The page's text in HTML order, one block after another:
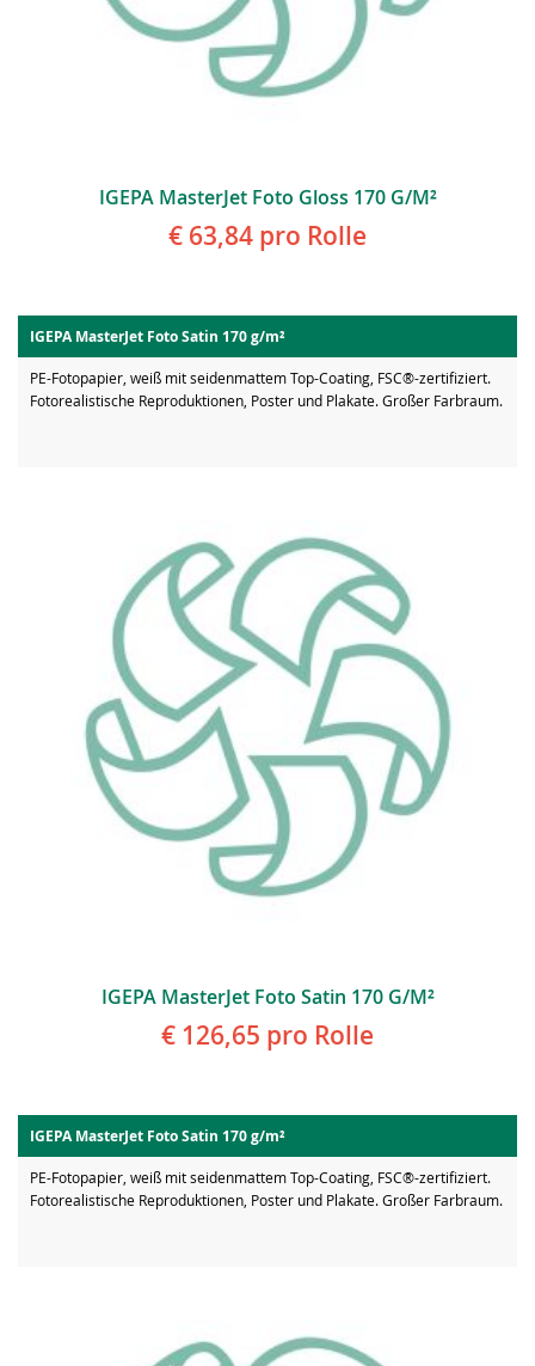
IGEPA MasterJet Foto Gloss 170 G/m²
€ 63,84 pro Rolle
IGEPA MasterJet Foto Satin 170 g/m²
PE-Fotopapier, weiß mit seidenmattem Top-Coating, FSC®-zertifiziert.
Fotorealistische Reproduktionen, Poster und Plakate. Großer Farbraum.
IGEPA MasterJet Foto Satin 170 G/m²
€ 126,65 pro Rolle
IGEPA MasterJet Foto Satin 170 g/m²
PE-Fotopapier, weiß mit seidenmattem Top-Coating, FSC®-zertifiziert.
Fotorealistische Reproduktionen, Poster und Plakate. Großer Farbraum.